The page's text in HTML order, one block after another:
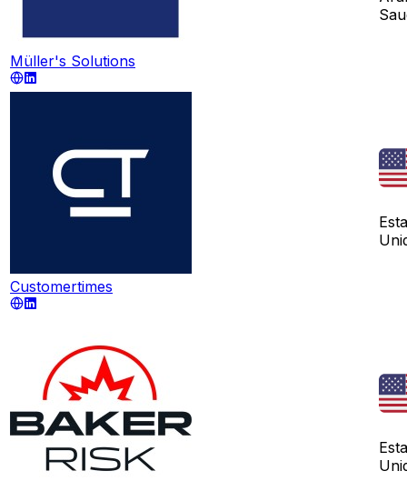
Müller's Solutions
Customertimes